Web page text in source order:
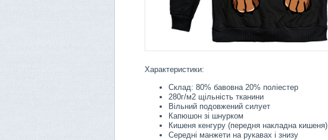
Характеристики:
Склад: 80% бавовна 20% поліестер
280г/м2 щільність тканини
Вільний подовжений силует
Капюшон зі шнурком
Кишеня кенгуру (передня накладна кишеня)
Середні манжети на рукавах і знизу